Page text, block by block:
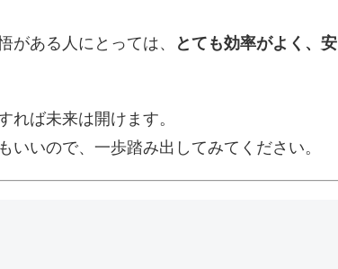
がある人にとっては、
とても効率がよく、安
れば未来は開けます。
いので、一歩踏み出してみてください。